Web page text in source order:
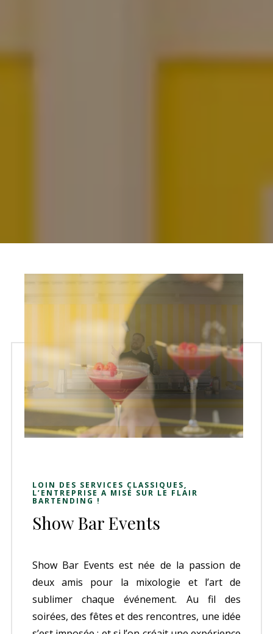
LOIN DES SERVICES CLASSIQUES,
L’ENTREPRISE A MISÉ SUR LE FLAIR
BARTENDING !
Show Bar Events
Show Bar Events est née de la passion de
deux amis pour la mixologie et l’art de
sublimer chaque événement. Au fil des
soirées, des fêtes et des rencontres, une idée